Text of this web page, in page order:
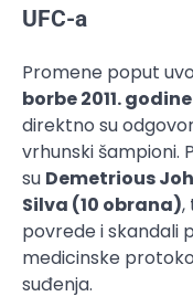
UFC-a
Promene poput
borbe 2011. godine
direktno su
vrhunski šampioni.
su Demetrious
Silva (10 obrana),
povrede i skandali
medicinske
suđenja.